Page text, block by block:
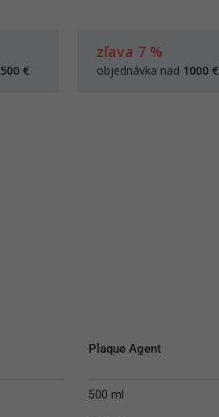
500 €
zľava 7 %
objednávka nad 1000 €
Plaque Agent
500 ml